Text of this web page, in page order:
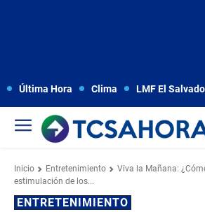
Última Hora Clima LMF El
Inicio Entretenimiento
Viva la Mañana:
estimulación de los...
ENTRETENIMIENTO